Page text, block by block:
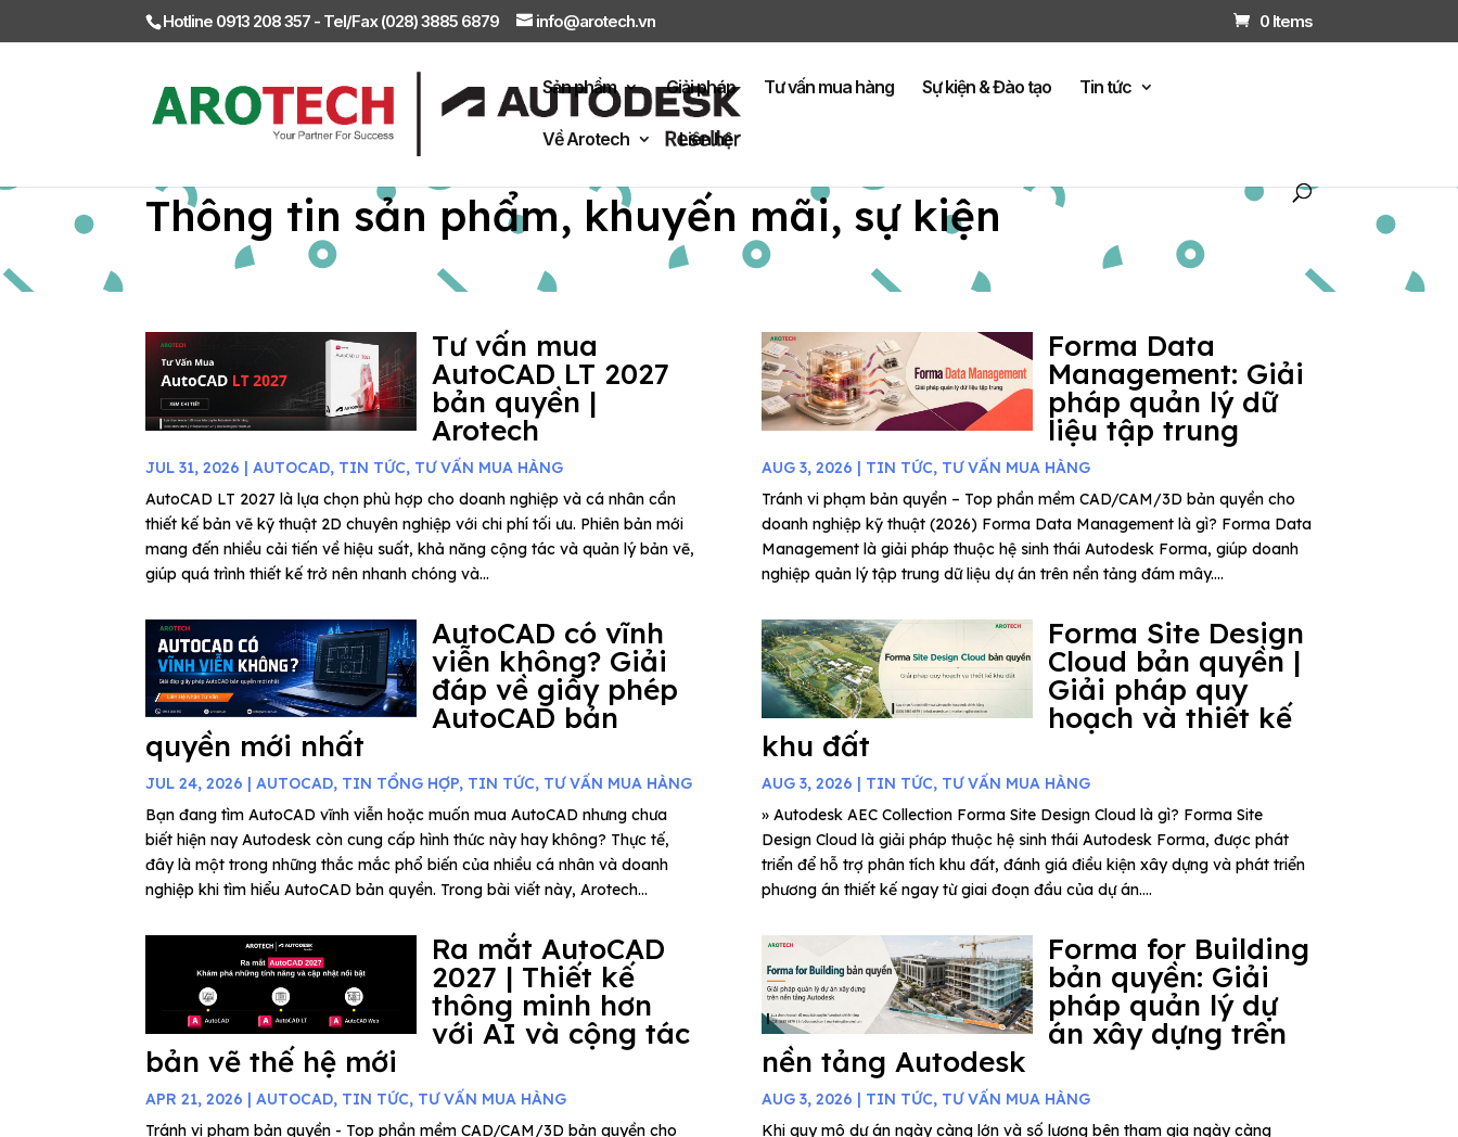
Hotline 0913 208 357 - Tel/Fax (028) 3885 6879 info@arotech.vn 0 Items
Sản phẩm Giải pháp Tư vấn mua hàng Sự kiện & Đào tạo Tin tức
Về Arotech Liên hệ
Thông tin sản phẩm, khuyến mãi, sự kiện
Tư vấn mua
AutoCAD LT 2027
bản quyền |
Arotech
JUL 31, 2026 |AUTOCAD, TIN TỨC, TƯ VẤN MUA HÀNG
AutoCAD LT 2027 là lựa chọn phù hợp cho doanh nghiệp và cá nhân cần
thiết kế bản vẽ kỹ thuật 2D chuyên nghiệp với chi phí tối ưu. Phiên bản mới
mang đến nhiều cải tiến về hiệu suất, khả năng cộng tác và quản lý bản vẽ,
giúp quá trình thiết kế trở nên nhanh chóng và...
AutoCAD có vĩnh
viễn không? Giải
đáp về giấy phép
AutoCAD bản
quyền mới nhất
JUL 24, 2026 |AUTOCAD, TIN TỔNG HỢP, TIN TỨC, TƯ VẤN MUA HÀNG
Bạn đang tìm AutoCAD vĩnh viễn hoặc muốn mua AutoCAD nhưng chưa
biết hiện nay Autodesk còn cung cấp hình thức này hay không? Thực tế,
đây là một trong những thắc mắc phổ biến của nhiều cá nhân và doanh
nghiệp khi tìm hiểu AutoCAD bản quyền. Trong bài viết này, Arotech...
Ra mắt AutoCAD
2027 | Thiết kế
thông minh hơn
với AI và cộng tác
bản vẽ thế hệ mới
APR 21, 2026 |AUTOCAD, TIN TỨC, TƯ VẤN MUA HÀNG
Tránh vi phạm bản quyền - Top phần mềm CAD/CAM/3D bản quyền cho
Forma Data
Management: Giải
pháp quản lý dữ
liệu tập trung
AUG 3, 2026 | TIN TỨC, TƯ VẤN MUA HÀNG
Tránh vi phạm bản quyền – Top phần mềm CAD/CAM/3D bản quyền cho
doanh nghiệp kỹ thuật (2026) Forma Data Management là gì? Forma Data
Management là giải pháp thuộc hệ sinh thái Autodesk Forma, giúp doanh
nghiệp quản lý tập trung dữ liệu dự án trên nền tảng đám mây....
Forma Site Design
Cloud bản quyền |
Giải pháp quy
hoạch và thiết kế
khu đất
AUG 3, 2026 | TIN TỨC, TƯ VẤN MUA HÀNG
» Autodesk AEC Collection Forma Site Design Cloud là gì? Forma Site
Design Cloud là giải pháp thuộc hệ sinh thái Autodesk Forma, được phát
triển để hỗ trợ phân tích khu đất, đánh giá điều kiện xây dựng và phát triển
phương án thiết kế ngay từ giai đoạn đầu của dự án....
Forma for Building
bản quyền: Giải
pháp quản lý dự
án xây dựng trên
nền tảng Autodesk
AUG 3, 2026 | TIN TỨC, TƯ VẤN MUA HÀNG
Khi quy mô dự án ngày càng lớn và số lượng bên tham gia ngày càng